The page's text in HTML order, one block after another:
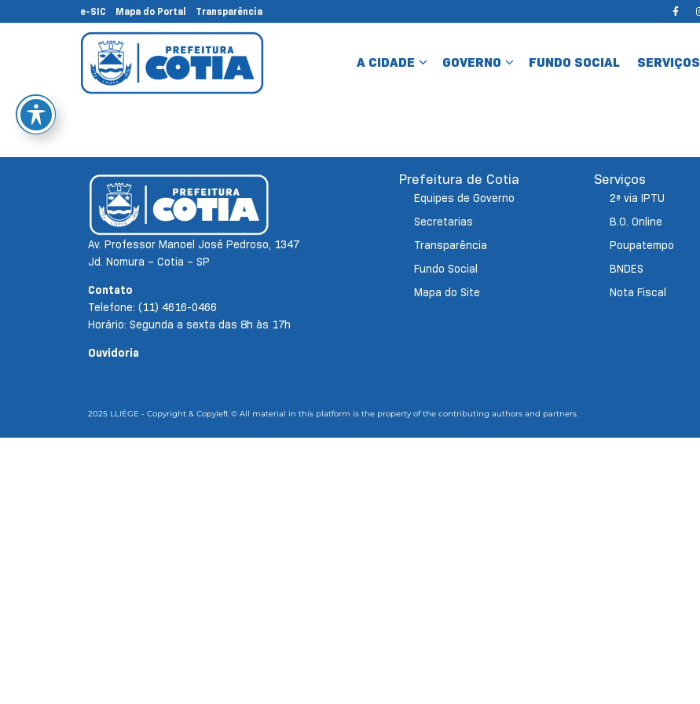
e-SIC Mapa do Portal Transparência
A CIDADE GOVERNO FUNDO SOCIAL SERVIÇOS
Av. Professor Manoel José Pedroso, 1347
Jd. Nomura – Cotia – SP
Contato
Telefone: (11) 4616-0466
Horário: Segunda a sexta das 8h às 17h
Ouvidoria
Prefeitura de Cotia
Equipes de Governo
Secretarias
Transparência
Fundo Social
Mapa do Site
Serviços
2ª via IPTU
B.O. Online
Poupatempo
BNDES
Nota Fiscal
2025 LLIÈGE - Copyright & Copyleft © All material in this platform is the property of the contributing authors and partners.